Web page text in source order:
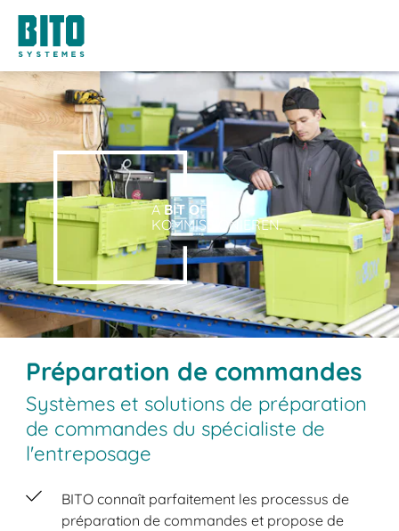
ABIT OF
KOMMISSIONIEREN.
Préparation de commandes
Systèmes et solutions de préparation
de commandes du spécialiste de
l'entreposage
BITO connaît parfaitement les processus de
préparation de commandes et propose de